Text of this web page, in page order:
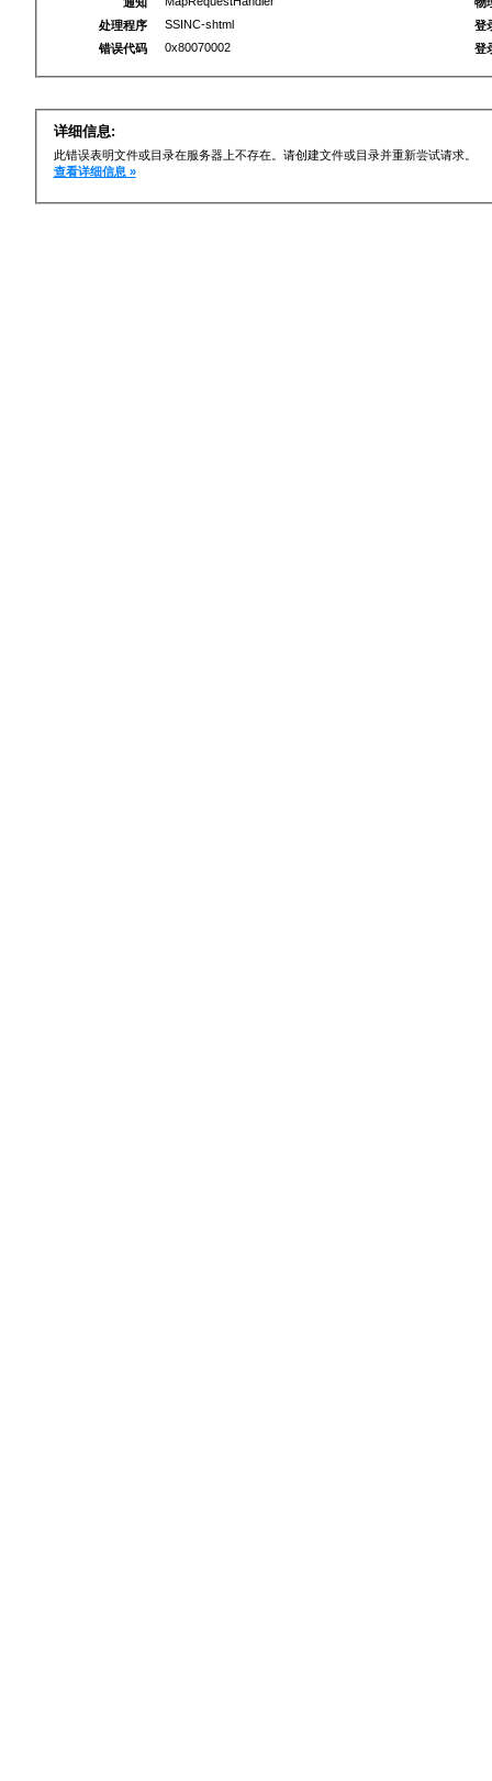
处理程序
SSINC-shtml
错误代码
0x80070002
登
登
详细信息:
此错误表明文件或目录在服务器上不存在。请创建文件或目录并重新尝试请求。
查看详细信息 »